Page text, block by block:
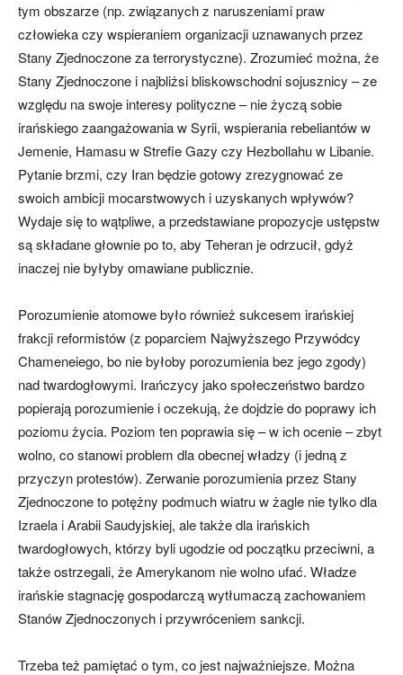
tym obszarze (np. związanych z naruszeniami praw
człowieka czy wspieraniem organizacji uznawanych przez
Stany Zjednoczone za terrorystyczne). Zrozumieć można, że
Stany Zjednoczone i najbliżsi bliskowschodni sojusznicy – ze
względu na swoje interesy polityczne – nie życzą sobie
irańskiego zaangażowania w Syrii, wspierania rebeliantów w
Jemenie, Hamasu w Strefie Gazy czy Hezbollahu w Libanie.
Pytanie brzmi, czy Iran będzie gotowy zrezygnować ze
swoich ambicji mocarstwowych i uzyskanych wpływów?
Wydaje się to wątpliwe, a przedstawiane propozycje ustępstw
są składane głownie po to, aby Teheran je odrzucił, gdyż
inaczej nie byłyby omawiane publicznie.
Porozumienie atomowe było również sukcesem irańskiej
frakcji reformistów (z poparciem Najwyższego Przywódcy
Chameneiego, bo nie byłoby porozumienia bez jego zgody)
nad twardogłowymi. Irańczycy jako społeczeństwo bardzo
popierają porozumienie i oczekują, że dojdzie do poprawy ich
poziomu życia. Poziom ten poprawia się – w ich ocenie – zbyt
wolno, co stanowi problem dla obecnej władzy (i jedną z
przyczyn protestów). Zerwanie porozumienia przez Stany
Zjednoczone to potężny podmuch wiatru w żagle nie tylko dla
Izraela i Arabii Saudyjskiej, ale także dla irańskich
twardogłowych, którzy byli ugodzie od początku przeciwni, a
także ostrzegali, że Amerykanom nie wolno ufać. Władze
irańskie stagnację gospodarczą wytłumaczą zachowaniem
Stanów Zjednoczonych i przywróceniem sankcji.
Trzeba też pamiętać o tym, co jest najważniejsze. Można